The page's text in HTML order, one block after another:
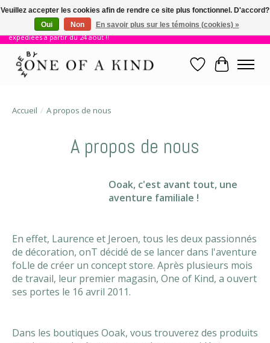
!! Nous sommes en vacances jusqu'au 23 août. Les commandes seront
expédiées à partir du 24 août !!
Liste dePanier
Accueil / A propos de nous
A propos de nous
Ooak, c'est avant tout, une
aventure familiale !
En effet, Laurence et Jeroen, tous les deux passionnés
de décoration, onT décidé de se lancer dans l'aventure
foLle de créer un concept store. Après plusieurs mois
de travail, leur premier magasin, One of Kind, a ouvert
ses portes le 16 avril 2011.
Dans les boutiques Ooak, vous trouverez des produits
Veuillez accepter les cookies afin de rendre ce site plus fonctionnel. D'accord?
Oui
Non En savoir plus sur les témoins (cookies) »